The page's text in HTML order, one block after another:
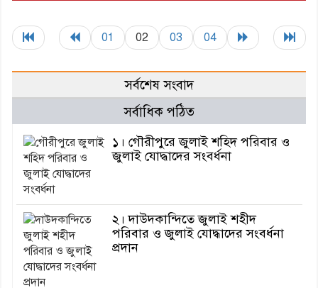
01 02 03 04
সর্বশেষ সংবাদ
সর্বাধিক পঠিত
১। গৌরীপুরে জুলাই শহিদ পরিবার ও
জুলাই যোদ্ধাদের সংবর্ধনা
২। দাউদকান্দিতে জুলাই শহীদ
পরিবার ও জুলাই যোদ্ধাদের সংবর্ধনা
প্রদান